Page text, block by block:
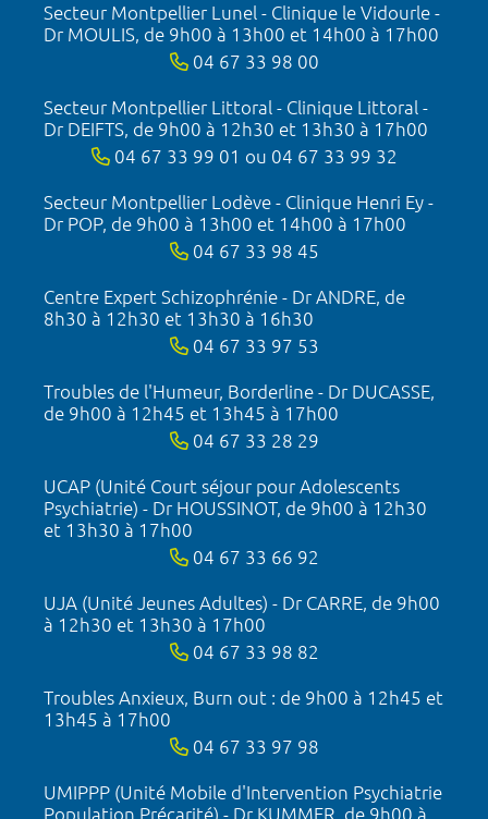
Secteur Montpellier Lunel - Clinique le Vidourle -
Dr MOULIS, de 9h00 à 13h00 et 14h00 à 17h00
04 67 33 98 00
Secteur Montpellier Littoral - Clinique Littoral -
Dr DEIFTS, de 9h00 à 12h30 et 13h30 à 17h00
04 67 33 99 01 ou 04 67 33 99 32
Secteur Montpellier Lodève - Clinique Henri Ey -
Dr POP, de 9h00 à 13h00 et 14h00 à 17h00
04 67 33 98 45
Centre Expert Schizophrénie - Dr ANDRE, de
8h30 à 12h30 et 13h30 à 16h30
04 67 33 97 53
Troubles de l'Humeur, Borderline - Dr DUCASSE,
de 9h00 à 12h45 et 13h45 à 17h00
04 67 33 28 29
UCAP (Unité Court séjour pour Adolescents
Psychiatrie) - Dr HOUSSINOT, de 9h00 à 12h30
et 13h30 à 17h00
04 67 33 66 92
UJA (Unité Jeunes Adultes) - Dr CARRE, de 9h00
à 12h30 et 13h30 à 17h00
04 67 33 98 82
Troubles Anxieux, Burn out : de 9h00 à 12h45 et
13h45 à 17h00
04 67 33 97 98
UMIPPP (Unité Mobile d'Intervention Psychiatrie
Population Précarité) - Dr KUMMER, de 9h00 à